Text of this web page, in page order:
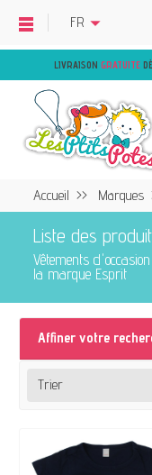
LIVRAISON GRATUITE
FR
Accueil Marques
Liste des
Vêtements
la marque Esprit
Affiner votre
Trier